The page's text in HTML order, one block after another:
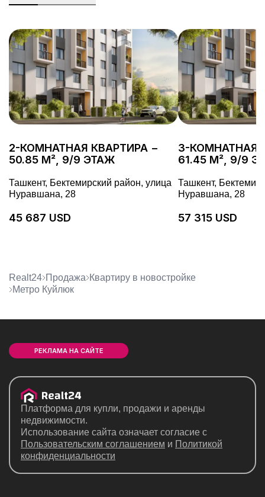
2-КОМНАТНАЯ КВАРТИРА −
50.85 М², 9/9 ЭТАЖ
Ташкент, Бектемирский район, улица
Нуравшана, 28
45 687 USD
3-КОМНАТНАЯ
61.45 М², 9/9
Ташкент,
Нуравшана, 28
57 315 USD
Realt24 Продажа
квартиру в новостройке
метро Куйлюк
РЕКЛАМА НА САЙТЕ
Платформа для купли, продажи и аренды
недвижимости.
Использование сайта означает согласие с
Пользовательским соглашением и Политикой
конфиденциальности